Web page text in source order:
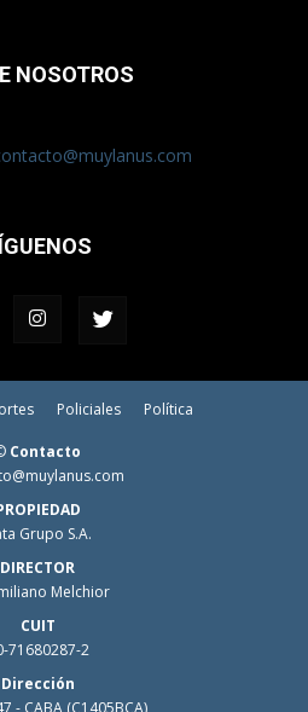
NOSOTROS
Policiales Política
Contacto
Grupo S.A.
DIRECTOR
Melchior
CUIT
71680287-2
Dirección